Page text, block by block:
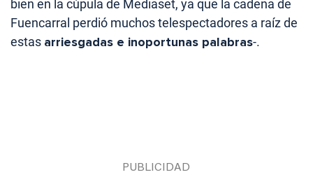
bien en la cúpula de Mediaset, ya que la cadena de
Fuencarral perdió muchos telespectadores a raíz de
estas arriesgadas e inoportunas palabras-.